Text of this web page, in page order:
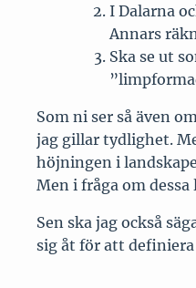
I Dalarna
Annars
Ska se ut
Som ni ser så även
jag gillar tydlighet.
höjningen i
Men i fråga om
Sen ska jag också
sig åt för att